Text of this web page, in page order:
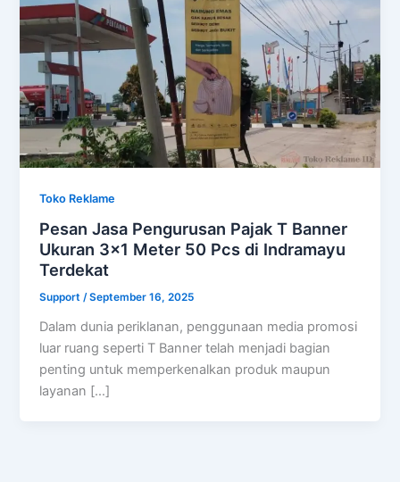
Toko Reklame
Pesan Jasa Pengurusan Pajak T Banner
Ukuran 3×1 Meter 50 Pcs di Indramayu
Terdekat
Support/September 16, 2025
Dalam dunia periklanan, penggunaan media promosi
luar ruang seperti T Banner telah menjadi bagian
penting untuk memperkenalkan produk maupun
layanan […]